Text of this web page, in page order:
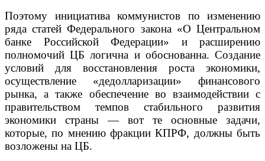
Поэтому инициатива коммунистов по изменению
ряда статей Федерального закона «О Центральном
банке Российской Федерации» и расширению
полномочий ЦБ логична и обоснованна. Создание
условий для восстановления роста экономики,
осуществление «дедолларизации» финансового
рынка, а также обеспечение во взаимодействии с
правительством темпов стабильного развития
экономики страны — вот те основные задачи,
которые, по мнению фракции КПРФ, должны быть
возложены на ЦБ.